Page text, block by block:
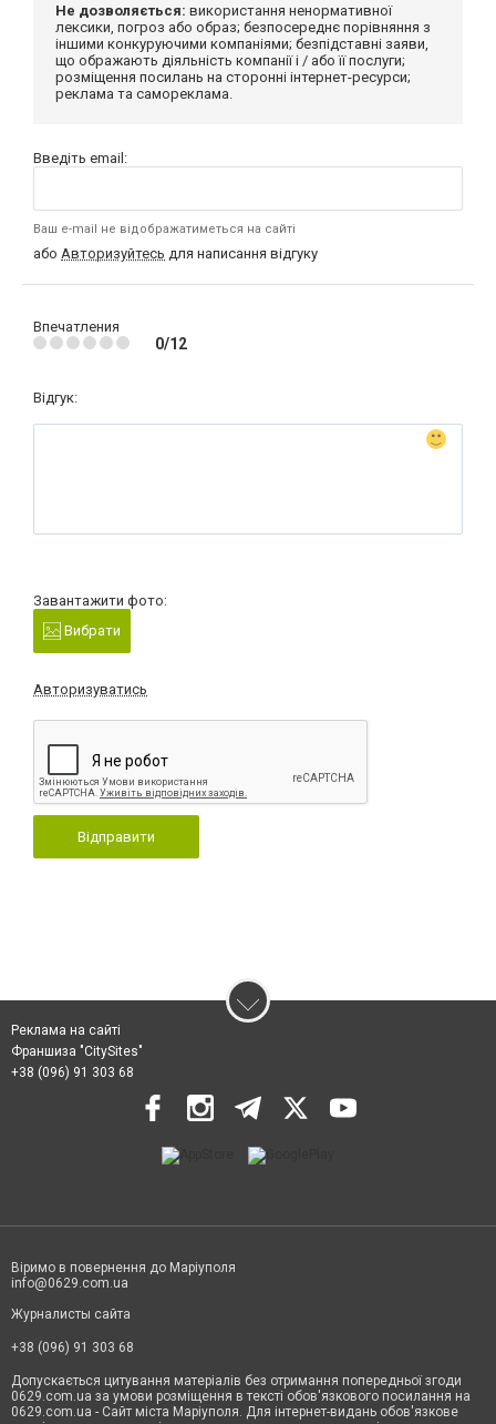
Не дозволяється: використання ненормативної
лексики, погроз або образ; безпосереднє порівняння з
іншими конкуруючими компаніями; безпідставні заяви,
що ображають діяльність компанії і / або її послуги;
розміщення посилань на сторонні інтернет-ресурси;
реклама та самореклама.
Введіть email:
Ваш e-mail не відображатиметься на сайті
або Авторизуйтесь для написання відгуку
Впечатления
0/12
Відгук:
Завантажити фото:
Вибрати
Авторизуватись
Відправити
Реклама на сайті
Франшиза "CitySites"
+38 (096) 91 303 68
Віримо в повернення до Маріуполя
info@0629.com.ua
Журналисты сайта
+38 (096) 91 303 68
Допускається цитування матеріалів без отримання попередньої згоди
0629.com.ua за умови розміщення в тексті обов'язкового посилання на
0629.com.ua - Сайт міста Маріуполя. Для інтернет-видань обов'язкове